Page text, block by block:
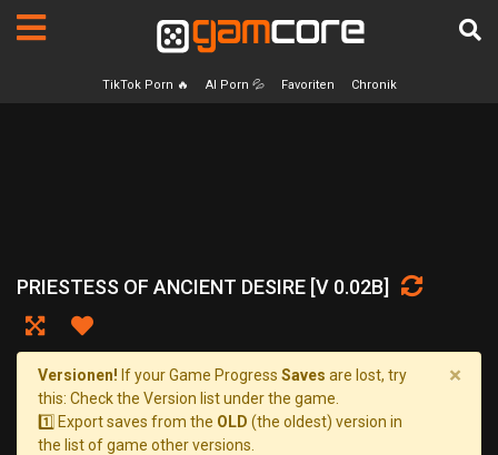
TikTok Porn 🔥 AI Porn 💦 Favoriten Chronik
PRIESTESS OF ANCIENT DESIRE [V 0.02B]
Versionen! If your Game Progress Saves are lost, try
this: Check the Version list under the game.
1️⃣ Export saves from the OLD (the oldest) version in
the list of game other versions.
×